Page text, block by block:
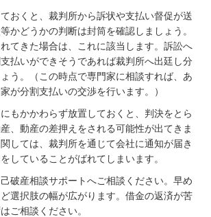
おくと、裁判所から訴状や支払い督促が送
かどうかの判断は封筒を確認しましょう。
てきた場合は、これに該当します。訴訟へ
払いができそうであれば裁判所へ出廷し分
う。（この時点で専門家に相談すれば、あ
が分割支払いの交渉を行います。）
もかかわらず放置しておくと、判決をとら
、動産の差押えをされる可能性が出てきま
しては、裁判所を通じて会社に通知が届き
していることがばれてしまいます。
破産相談サポートへご相談ください。早め
選択肢の幅が広がります。借金の返済が苦
ご相談ください。